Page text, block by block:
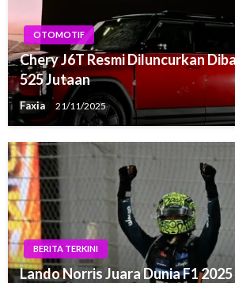
OTOMOTIF
Chery J6T Resmi Diluncurkan
525 Jutaan
Faxia 21/11/2025
BERITA TERKINI
Lando Norris Juara Dunia F1